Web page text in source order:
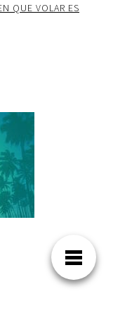
QUE VOLAR ES